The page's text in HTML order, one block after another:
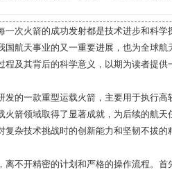
一次火箭的成功发射都是技术进步和科
国航天事业的又一重要进展，也为全球
程及其背后的科学意义，以期为读者提
发的一款重型运载火箭，主要用于执行
火箭领域取得了显著成就，为后续的航
复杂技术挑战时的创新能力和坚韧不拔的
离不开精密的计划和严格的操作流程。